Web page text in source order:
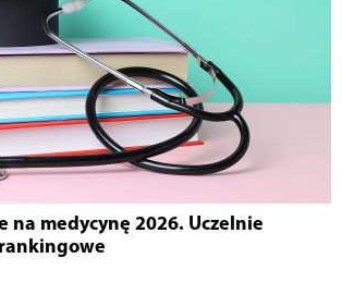
na medycynę 2026. Uczelnie